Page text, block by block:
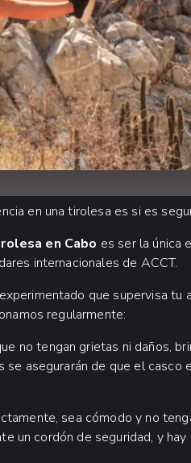
en una tirolesa es si es
en Cabo es ser la única
internacionales de ACCT.
que supervisa tu
regularmente:
no tengan grietas ni daños,
asegurarán de que el casco
sea cómodo y no
un cordón de seguridad, y